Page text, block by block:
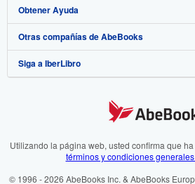
Mi cuenta
Mis pedidos
Ver carrito
Únase a nuestro programa de afiliados
Recomiende un vendedor
Sobre IberLibro
Medios
Empleo
Preferencias de cookies
Aviso de cookies
Obtener Ayuda
Preguntas frecuentes y guías
Atención al Cliente
Otras compañías de AbeBooks
AbeBooks.com
AbeBooks.fr
Siga a IberLibro
Utilizando la página web, usted confirma que
términos y condiciones
© 1996 - 2026 AbeBooks Inc. & AbeBooks